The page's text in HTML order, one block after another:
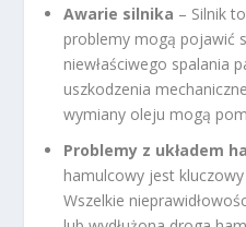
Awarie silnika – Silnik
problemy mogą pojawić
niewłaściwego spalania
uszkodzenia
wymiany oleju mogą
Problemy z układem
hamulcowy jest
Wszelkie